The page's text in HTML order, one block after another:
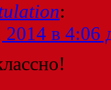
:
2014 в 4:06